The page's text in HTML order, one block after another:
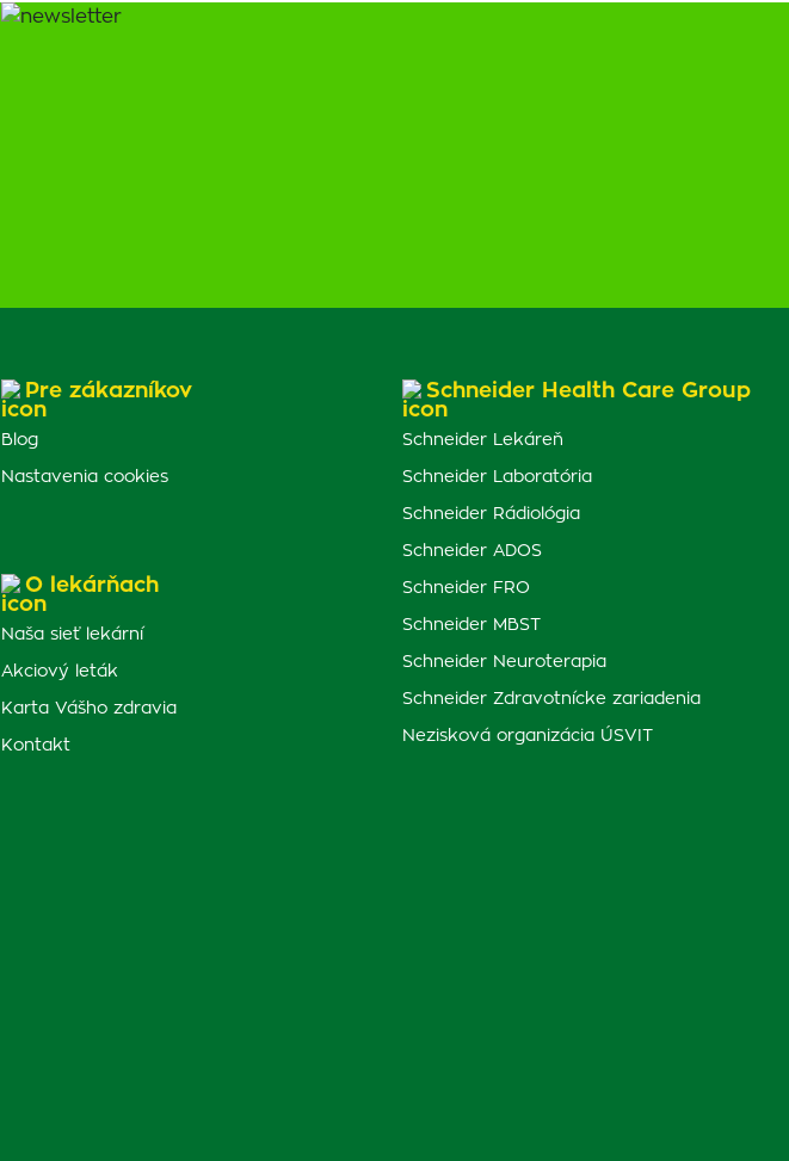
Pre zákazníkov
Blog
Nastavenia cookies
O lekárňach
Naša sieť lekární
Akciový leták
Karta Vášho zdravia
Kontakt
Schneider Health Care Group
Schneider Lekáreň
Schneider Laboratória
Schneider Rádiológia
Schneider ADOS
Schneider FRO
Schneider MBST
Schneider Neuroterapia
Schneider Zdravotnícke zariadenia
Nezisková organizácia ÚSVIT